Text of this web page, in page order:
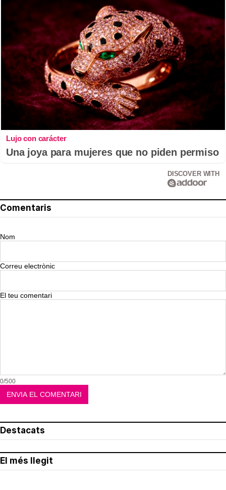
Lujo con carácter
Una joya para mujeres que no piden permiso
DISCOVER WITH
Comentaris
Nom
Correu electrònic
El teu comentari
0/500
Destacats
El més llegit